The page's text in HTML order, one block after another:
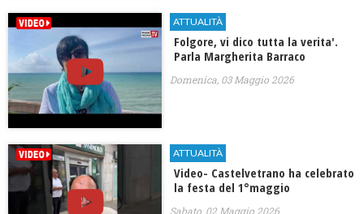
ATTUALITÀ
Folgore, vi dico tutta la verita'.
Parla Margherita Barraco
Domenica, 03 Maggio 2026
ATTUALITÀ
Video- Castelvetrano ha celebrato
la festa del 1°maggio
Sabato, 02 Maggio 2026